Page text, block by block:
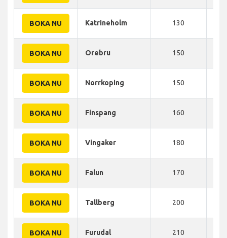
BOKA NU Katrineholm 130
BOKA NU Orebru 150
BOKA NU Norrkoping 150
BOKA NU Finspang 160
BOKA NU Vingaker 180
BOKA NU Falun 170
BOKA NU Tallberg 200
BOKA NU Furudal 210